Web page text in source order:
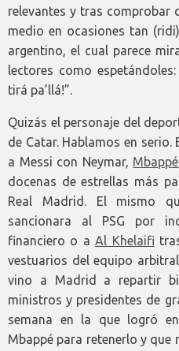
relevantes y tras comprobar
medio en ocasiones tan
argentino, el cual parece
lectores como
tirá pa’llá!”.
Quizás el personaje del
de Catar. Hablamos en
a Messi con Neymar, Mbappé
docenas de estrellas más
Real Madrid. El mismo
sancionara al PSG por
financiero o aAl Khelaifi
vestuarios del equipo
vino a Madrid a repartir
ministros y presidentes de
semana en la que logró
Mbappé para retenerlo y que